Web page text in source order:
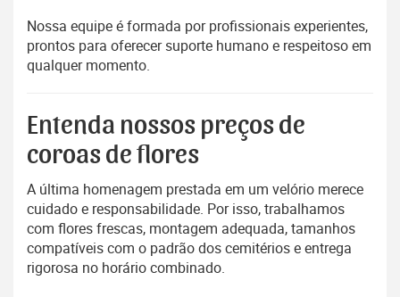
Nossa equipe é formada por profissionais experientes,
prontos para oferecer suporte humano e respeitoso em
qualquer momento.
Entenda nossos preços de
coroas de flores
A última homenagem prestada em um velório merece
cuidado e responsabilidade. Por isso, trabalhamos
com flores frescas, montagem adequada, tamanhos
compatíveis com o padrão dos cemitérios e entrega
rigorosa no horário combinado.